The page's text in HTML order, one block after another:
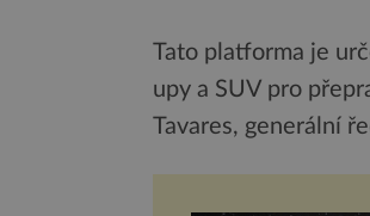
Tato platforma je
upy a SUV pro
Tavares, generální